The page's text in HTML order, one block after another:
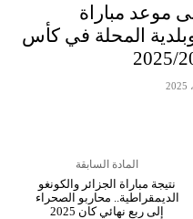
موعد مباراة
وبلدية المحلة في كأس
المادة السابقة
نتيجة مباراة الجزائر والكونغو
الديمقراطية.. محاربو الصحراء
إلى ربع نهائي كان 2025